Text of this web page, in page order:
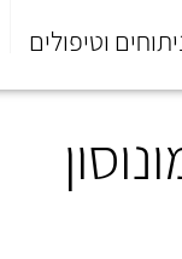
וטיפולים